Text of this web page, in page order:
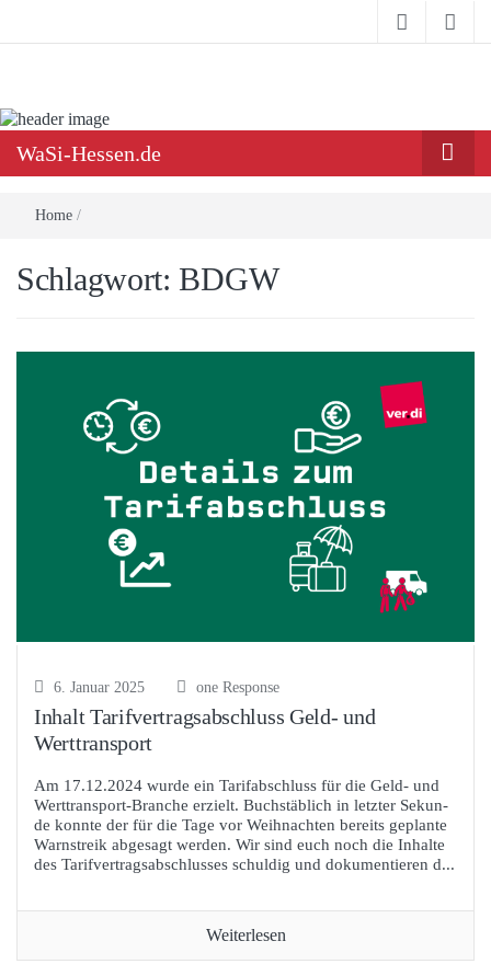
Hessen.de
WaSi-Hessen.de
Home /
Schlagwort: BDGW
6. Januar 2025 one Response
Inhalt Tarifvertragsabschluss Geld- und
Werttransport
Am 17.12.2024 wur­de ein Tarif­ab­schluss für die Geld- und
Wert­trans­port-Bran­che erzielt. Buch­stäb­lich in letz­ter Sekun­
de konn­te der für die Tage vor Weih­nach­ten bereits geplan­te
Warn­streik abge­sagt wer­den. Wir sind euch noch die Inhal­te
des Tarif­ver­trags­ab­schlus­ses schul­dig und doku­men­tie­ren d...
Weiterlesen